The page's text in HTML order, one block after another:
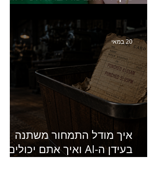
סמנכ״לית השיווק והמכירות
של מחלבות גד
איך מודל התמחור משתנה
בעידן ה-AI ואיך אתם יכולים
20 במאי